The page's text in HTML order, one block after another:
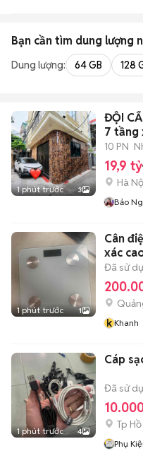
Bạn cần tìm dung lượng
Dung lượng: 64 GB 128
1 phút trước 3
ĐỘI
7 tầng
10 PN
19,9 tỷ
Hà
Bảo
1 phút trước 1
Cân
xác
Đã sử
k Khanh
1 phút trước 4
Cáp
Đã sử
Tp
Phụ